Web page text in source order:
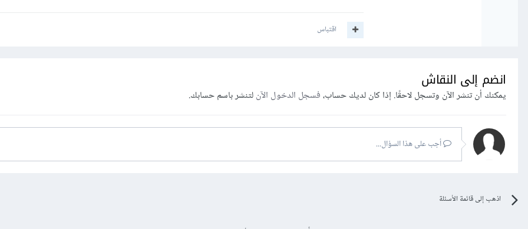
اقتباس
انضم إلى النقاش
يمكنك أن تنشر الآن وتسجل لاحقًا. إذا كان لديك حساب،فسجل الدخول الآنلتنشر باسم حسابك.
أجب على هذا السؤال...
اذهب إلى قائمة الأسئلة